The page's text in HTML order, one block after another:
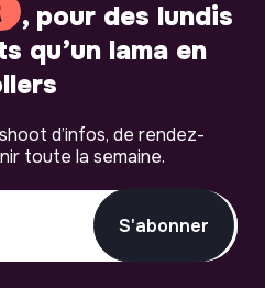
, pour des lundis
qu’un lama en
d’infos, de rendez-
toute la semaine.
S'abonner